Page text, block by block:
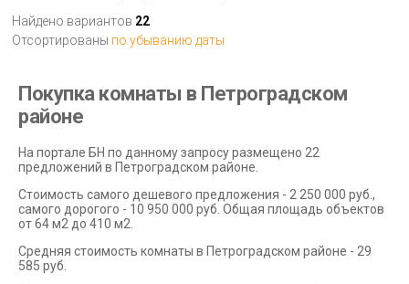
Найдено вариантов 22
Отсортированы по убыванию даты
Покупка комнаты в Петроградском
районе
На портале БН по данному запросу размещено 22
предложений в Петроградском районе.
Стоимость самого дешевого предложения - 2 250 000 руб.,
самого дорогого - 10 950 000 руб. Общая площадь объектов
от 64 м2 до 410 м2.
Средняя стоимость комнаты в Петроградском районе - 29
585 руб.